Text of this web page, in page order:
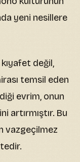
yeni nesillere
değil,
temsil eden
evrim, onun
artırmıştır. Bu
vazgeçilmez